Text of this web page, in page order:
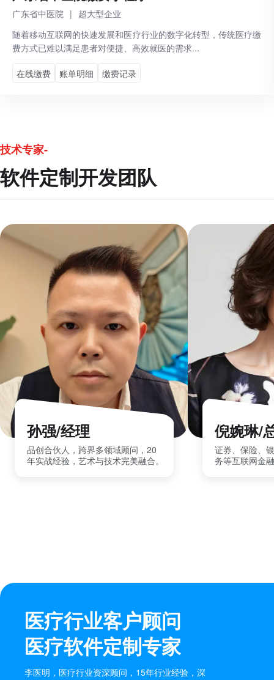
广东省中医院 | 超大型企业
随着移动互联网的快速发展和医疗行业的数字化转型，传统医疗缴
费方式已难以满足患者对便捷、高效就医的需求...
在线缴费 账单明细 缴费记录
技术专家-
软件定制开发团队
孙强/经理
品创合伙人，跨界多领域顾问，20
年实战经验，艺术与技术完美融合。
倪婉琳/
证券、保险、
务等互联网金
医疗行业客户顾问
医疗软件定制专家
李医明，医疗行业资深顾问，15年行业经验，深